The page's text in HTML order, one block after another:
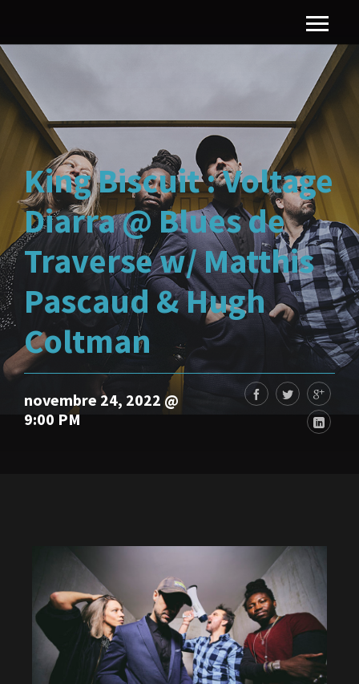
King Biscuit : Voltage
Diarra @ Blues de
Traverse w/ Matthis
Pascaud & Hugh
Coltman
novembre 24, 2022 @
9:00 PM